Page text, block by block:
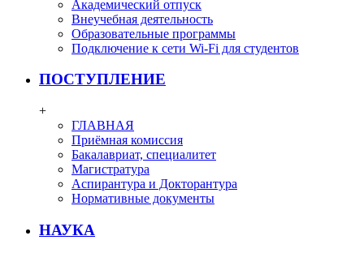
Академический отпуск
Внеучебная деятельность
Образовательные программы
Подключение к сети Wi-Fi для студентов
ПОСТУПЛЕНИЕ
+
ГЛАВНАЯ
Приёмная комиссия
Бакалавриат, специалитет
Магистратура
Аспирантура и Докторантура
Нормативные документы
НАУКА